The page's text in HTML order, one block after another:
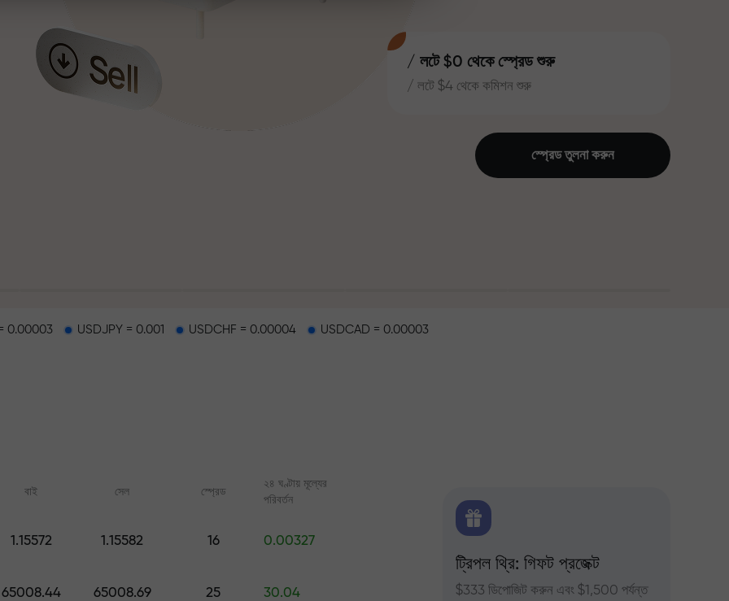
/ লটে $0 থেকে স্প্রেড শুরু
/ লটে $4 থেকে কমিশন শুরু
পাওয়া যায়
জ্যাকপট
স্প্রেড তুলনা করুন
0.00003 USDJPY = 0.001 USDCHF = 0.00004 USDCAD = 0.00003
বাই সেল স্প্রেড
২৪ ঘণ্টায় মূল্যের
পরিবর্তন
1.15572 1.15582 16 0.00327
65008.44 65008.69 25 30.04
শূন্য থেকে ট্রেডিং শিখুন — সব লেভেলের জন্য
ফরেক্স, ক্রিপ্টো ও ফিউচার্সের জন্য দৈনিক
ট্রিপল থ্রি: গিফট প্রজেক্ট
$333 ডিপোজিট করুন এবং $1,500 পর্যন্ত